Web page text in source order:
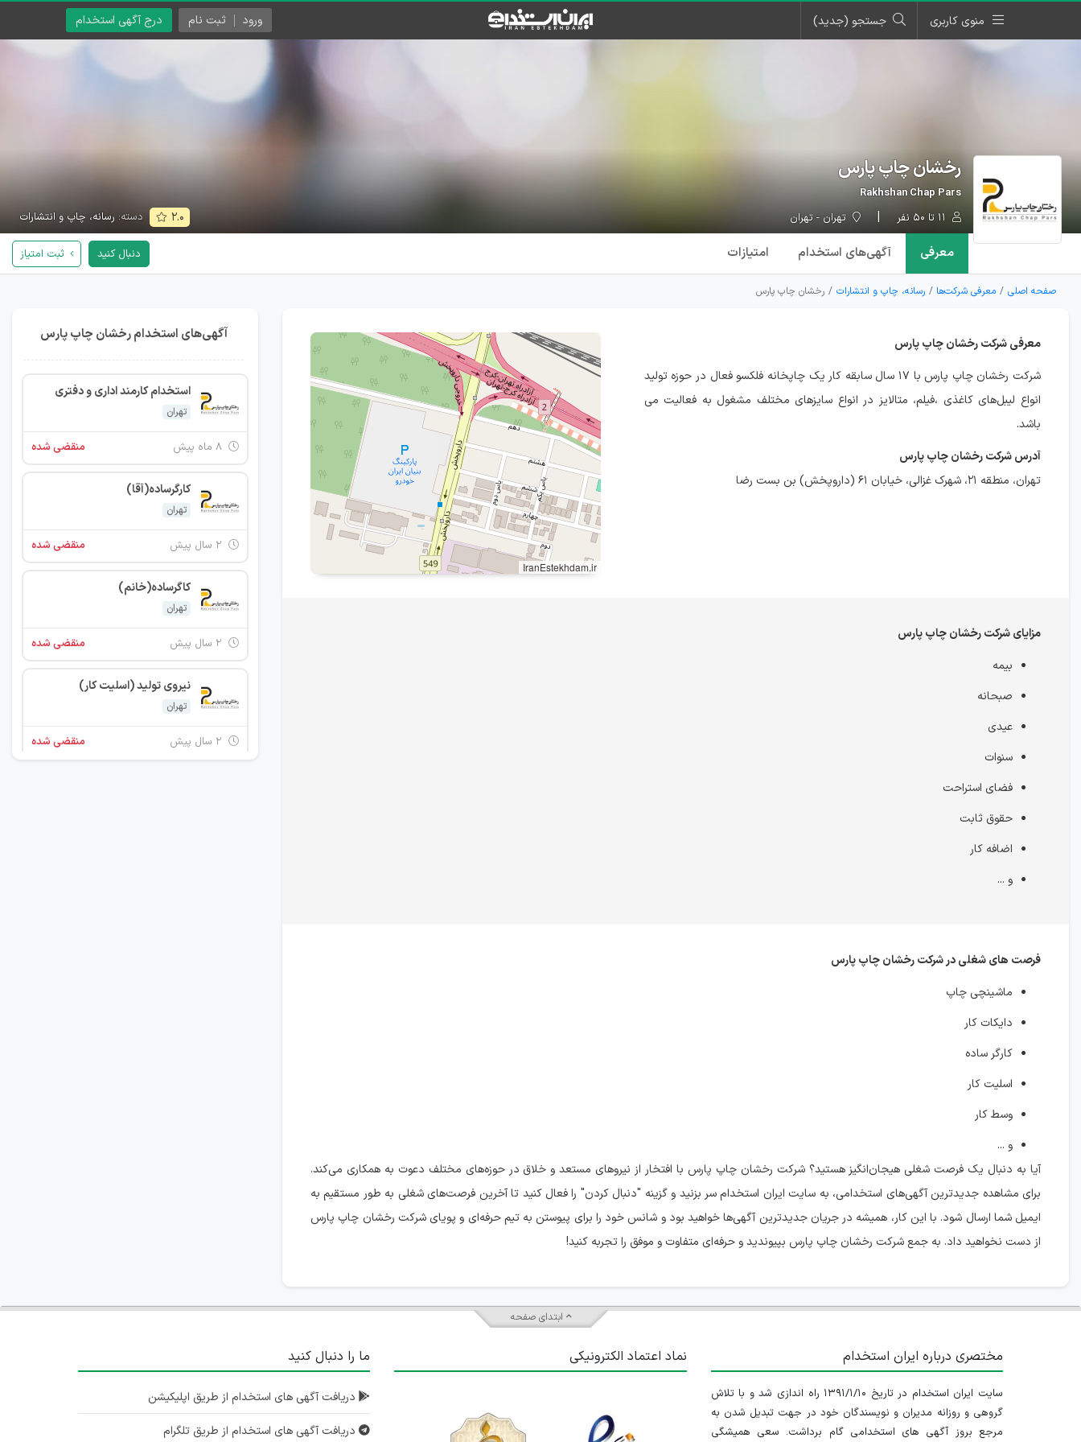
منوی کاربری جستجو (جدید) درج آگهی استخدام ورود ثبت نام
رخشان چاپ پارس
Rakhshan Chap Pars
تهران - تهران ۲.۰ دسته: رسانه، چاپ و انتشارات
معرفی آگهی‌های استخدام امتیازات دنبال کنید ثبت امتیاز
صفحه اصلی معرفی شرکت‌ها رسانه، چاپ و انتشارات رخشان چاپ پارس
معرفی شرکت رخشان چاپ پارس
شرکت رخشان چاپ پارس با ۱۷ سال سابقه کار یک چاپخانه فلکسو فعال در حوزه تولید
انواع لیبل‌های کاغذی ،فیلم، متالایز در انواع سایز‌های مختلف مشغول به فعالیت می
باشد.
آدرس شرکت رخشان چاپ پارس
تهران، منطقه ۲۱، شهرک غزالی، خیابان ۶۱ (داروپخش) بن بست رضا
IranEstekhdam.ir
مزایای شرکت رخشان چاپ پارس
بیمه
صبحانه
عیدی
سنوات
فضای استراحت
حقوق ثابت
اضافه کار
و ...
فرصت های شغلی در شرکت رخشان چاپ پارس
ماشینچی چاپ
دایکات کار
کارگر ساده
اسلیت کار
وسط کار
و ...
آیا به دنبال یک فرصت شغلی هیجان‌انگیز هستید؟ شرکت رخشان چاپ پارس با افتخار از نیروهای مستعد و خلاق در حوزه‌های مختلف دعوت به همکاری می‌کند.
برای مشاهده جدیدترین آگهی‌های استخدامی، به سایت ایران استخدام سر بزنید و گزینه "دنبال کردن" را فعال کنید تا آخرین فرصت‌های شغلی به طور مستقیم به
ایمیل شما ارسال شود. با این کار، همیشه در جریان جدیدترین آگهی‌ها خواهید بود و شانس خود را برای پیوستن به تیم حرفه‌ای و پویای شرکت رخشان چاپ پارس
از دست نخواهید داد. به جمع شرکت رخشان چاپ پارس بپیوندید و حرفه‌ای متفاوت و موفق را تجربه کنید!
آگهی‌های استخدام رخشان چاپ پارس
استخدام کارمند اداری و دفتری
تهران
منقضی شده
کارگرساده(آقا)
تهران
منقضی شده
کاگرساده(خانم)
تهران
منقضی شده
نیروی تولید (اسلیت کار)
تهران
منقضی شده
ابتدای صفحه
مختصری درباره ایران استخدام
سایت ایران استخدام در تاریخ ۱۳۹۱/۱/۱۰ راه اندازی شد و با تلاش
گروهی و روزانه مدیران و نویسندگان خود در جهت تبدیل شدن به
مرجع بروز آگهی های استخدامی گام برداشت. سعی همیشگی
نماد اعتماد الکترونیکی ما را دنبال کنید
دریافت آگهی های استخدام از طریق اپلیکیشن
دریافت آگهی های استخدام از طریق تلگرام